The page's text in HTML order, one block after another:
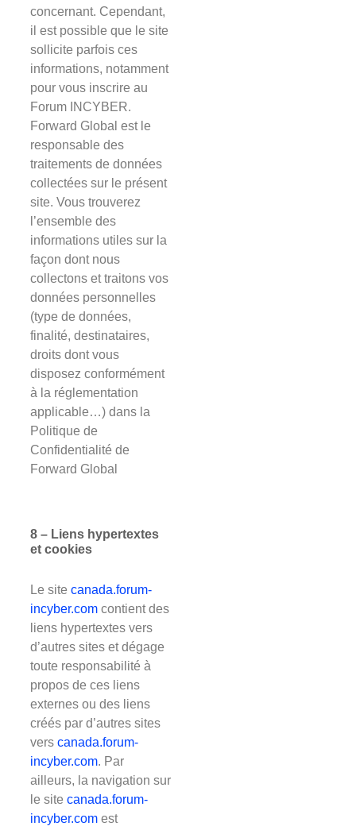
concernant. Cependant,
il est possible que le site
sollicite parfois ces
informations, notamment
pour vous inscrire au
Forum INCYBER.
Forward Global est le
responsable des
traitements de données
collectées sur le présent
site. Vous trouverez
l’ensemble des
informations utiles sur la
façon dont nous
collectons et traitons vos
données personnelles
(type de données,
finalité, destinataires,
droits dont vous
disposez conformément
à la réglementation
applicable…) dans la
Politique de
Confidentialité de
Forward Global
8 – Liens hypertextes
et cookies
Le sitecanada.forum-
incyber.com contient des
liens hypertextes vers
d’autres sites et dégage
toute responsabilité à
propos de ces liens
externes ou des liens
créés par d’autres sites
verscanada.forum-
incyber.com. Par
ailleurs, la navigation sur
le sitecanada.forum-
incyber.com est